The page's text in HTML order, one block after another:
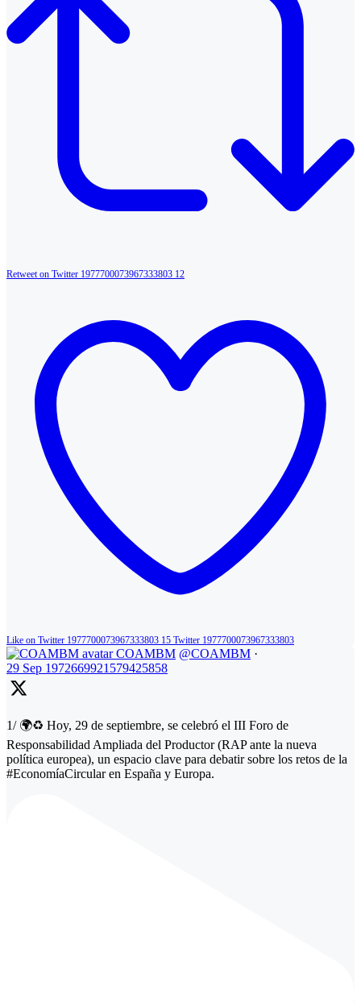
Retweet on Twitter 1977700073967333803 12
Like on Twitter 1977700073967333803 15 Twitter 1977700073967333803
COAMBM @COAMBM ·
29 Sep 1972669921579425858
1/ 🌍♻️ Hoy, 29 de septiembre, se celebró el III Foro de
Responsabilidad Ampliada del Productor (RAP ante la nueva
política europea), un espacio clave para debatir sobre los retos de la
#EconomíaCircular en España y Europa.